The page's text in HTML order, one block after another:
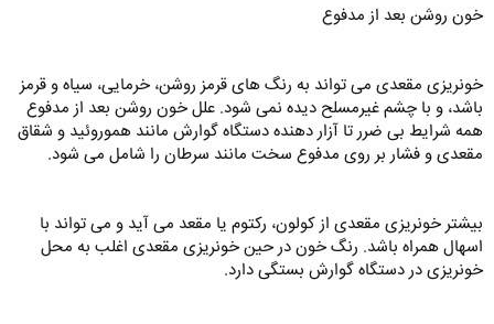
خون روشن بعد از مدفوع
خونریزی مقعدی می‌ تواند به رنگ های قرمز روشن، خرمایی، سیاه و قرمز
باشد، و با چشم غیرمسلح دیده نمی شود. علل خون روشن بعد از مدفوع
همه شرایط بی‌ ضرر تا آزار دهنده دستگاه گوارش مانند هموروئید و شقاق
مقعدی و فشار بر روی مدفوع سخت مانند سرطان را شامل می شود.
بیشتر خونریزی مقعدی از کولون، رکتوم یا مقعد می‌ آید و می‌ تواند با
اسهال همراه باشد. رنگ خون در حین خونریزی مقعدی اغلب به محل
خونریزی در دستگاه گوارش بستگی دارد.